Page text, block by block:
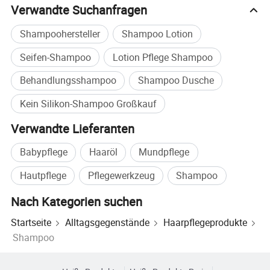
Wenn Sie Design-Dienstleistungen benötigen,
haben wir auch professionelle Designer zur
Verfügung, um Sie zu unterstützen.
Q5. Können Sie nach unserer Formel
produzieren?
Ja, das können wir. Wir bieten OEM- und ODM-
Dienstleistungen an.
Workshop-Video
Verwandte Suchanfragen
Shampoohersteller
Shampoo Lotion
Seifen-Shampoo
Lotion Pflege Shampoo
Behandlungsshampoo
Shampoo Dusche
Kein Silikon-Shampoo Großkauf
Verwandte Lieferanten
Babypflege Haaröl
Mundpflege
Hautpflege
Pflegewerkzeug Shampoo
Nach Kategorien suchen
Startseite Alltagsgegenstände
Haarpflegeprodukte
Shampoo